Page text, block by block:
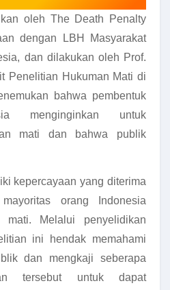
oleh The Death Penalty
dengan LBH Masyarakat
dan dilakukan oleh Prof.
Penelitian Hukuman Mati di
bahwa pembentuk
menginginkan untuk
mati dan bahwa publik
kepercayaan yang diterima
orang Indonesia
mati. Melalui penyelidikan
ini hendak memahami
dan mengkaji seberapa
tersebut untuk dapat